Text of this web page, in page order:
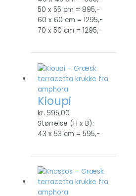
50 x 55 cm = 895,-
60 x 60 cm = 1295,-
70 x 50 cm = 1295,-
Kioupi
kr. 595,00
Størrelse (H x B):
43 x 53 cm = 595,-